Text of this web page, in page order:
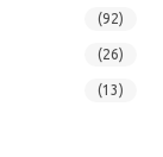
(92)
(26)
(13)